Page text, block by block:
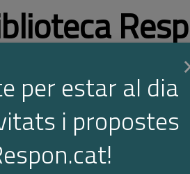
per estar al dia
i propostes